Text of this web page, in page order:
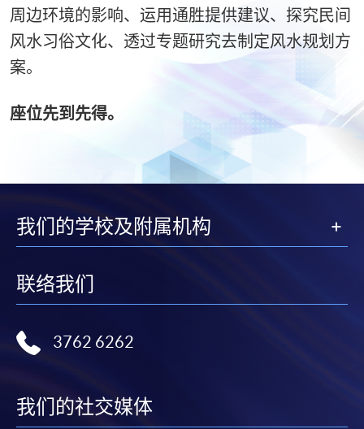
周边环境的影响、运用通胜提供建议、探究民间
风水习俗文化、透过专题研究去制定风水规划方
案。
座位先到先得。
我们的学校及附属机构
联络我们
3762 6262
我们的社交媒体